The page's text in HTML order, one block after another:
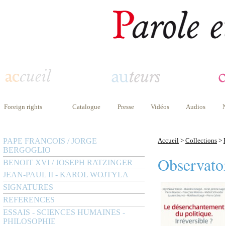
Foreign rights Catalogue Presse Vidéos Audios
PAPE FRANCOIS / JORGE
BERGOGLIO
BENOIT XVI / JOSEPH RATZINGER
JEAN-PAUL II - KAROL WOJTYLA
SIGNATURES
REFERENCES
ESSAIS - SCIENCES HUMAINES -
PHILOSOPHIE
Accueil > Collections >